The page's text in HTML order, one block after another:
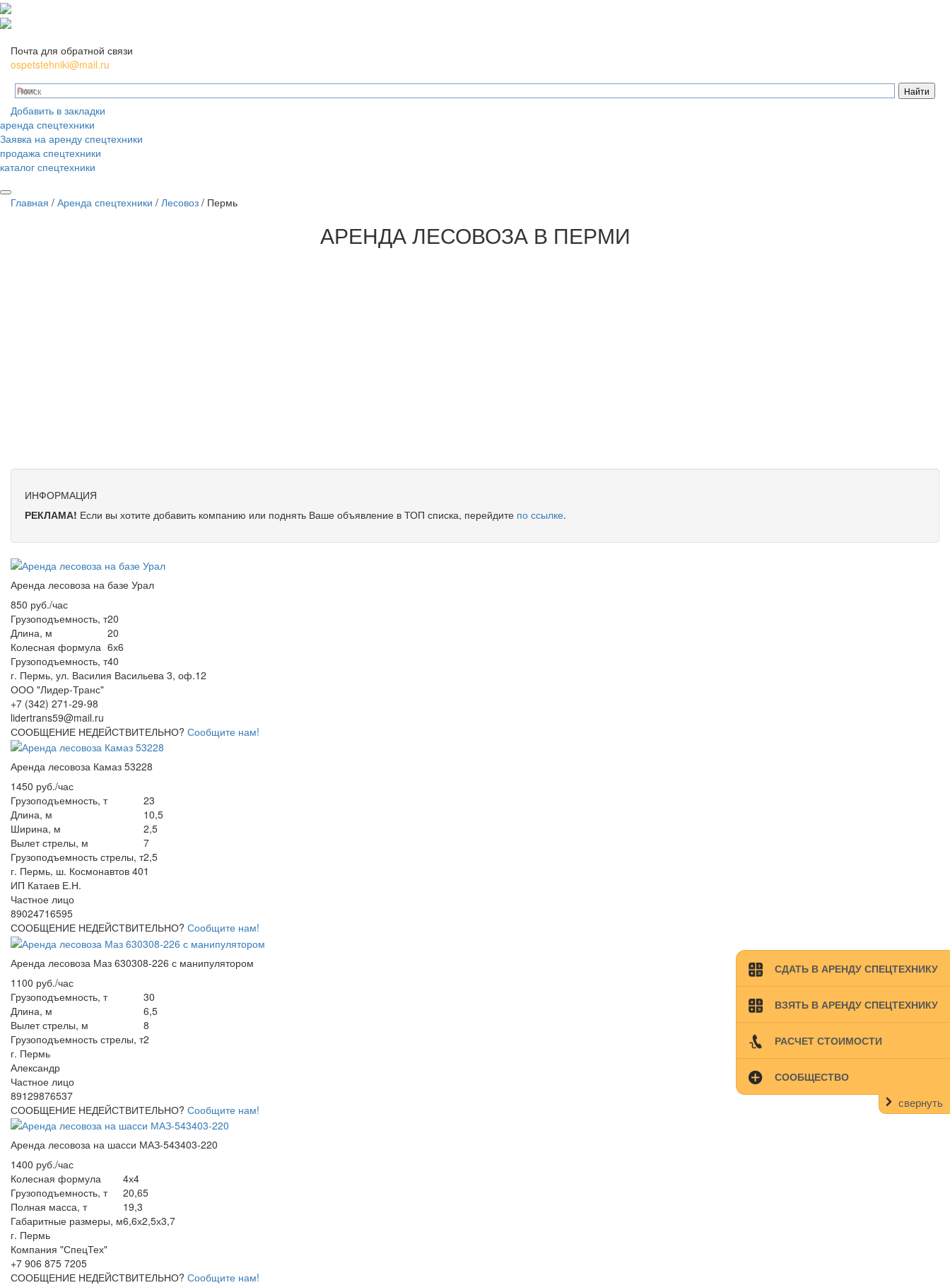
СДАТЬ В АРЕНДУ СПЕЦТЕХНИКУ
ВЗЯТЬ В АРЕНДУ СПЕЦТЕХНИКУ
РАСЧЕТ СТОИМОСТИ
СООБЩЕСТВО
свернуть
Почта для обратной связи
ospetstehniki@mail.ru
Добавить в закладки
аренда спецтехники
Заявка на аренду спецтехники
продажа спецтехники
каталог спецтехники
Главная / Аренда спецтехники / Лесовоз / Пермь
АРЕНДАЛЕСОВОЗА В ПЕРМИ
ИНФОРМАЦИЯ
РЕКЛАМА! Если вы хотите добавить компанию или поднять Ваше объявление в ТОП списка, перейдите по ссылке.
Аренда лесовоза на базе Урал
850 руб./час
Грузоподъемность, т20
Длина, м
20
Колесная формула 6х6
Грузоподъемность, т40
г. Пермь, ул. Василия Васильева 3, оф.12
ООО "Лидер-Транс"
+7 (342) 271-29-98
lidertrans59@mail.ru
СООБЩЕНИЕ НЕДЕЙСТВИТЕЛЬНО? Сообщите нам!
Аренда лесовоза Камаз 53228
1450 руб./час
Грузоподъемность, т
23
Длина, м
10,5
Ширина, м
2,5
Вылет стрелы, м
7
Грузоподъемность стрелы, т2,5
г. Пермь, ш. Космонавтов 401
ИП Катаев Е.Н.
Частное лицо
89024716595
СООБЩЕНИЕ НЕДЕЙСТВИТЕЛЬНО? Сообщите нам!
Аренда лесовоза Маз 630308-226 с манипулятором
1100 руб./час
Грузоподъемность, т
30
Длина, м
6,5
Вылет стрелы, м
8
Грузоподъемность стрелы, т2
г. Пермь
Александр
Частное лицо
89129876537
СООБЩЕНИЕ НЕДЕЙСТВИТЕЛЬНО? Сообщите нам!
Аренда лесовоза на шасси МАЗ-543403-220
1400 руб./час
Колесная формула
4х4
Грузоподъемность, т
20,65
Полная масса, т
19,3
Габаритные размеры, м6,6х2,5х3,7
г. Пермь
Компания "СпецТех"
+7 906 875 7205
СООБЩЕНИЕ НЕДЕЙСТВИТЕЛЬНО? Сообщите нам!